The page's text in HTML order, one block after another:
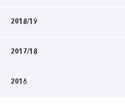
2018/19
2017/18
2016